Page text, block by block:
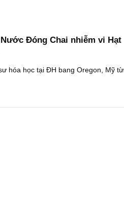
Đóng Chai nhiễm vi Hạt
hóa học tại ĐH bang Oregon, Mỹ